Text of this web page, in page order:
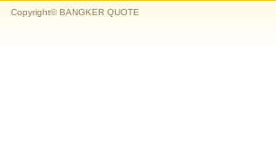
Copyright© BANGKER QUOTE